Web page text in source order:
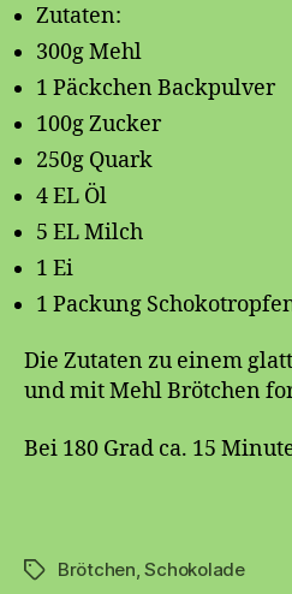
Zutaten:
300g Mehl
1 Päckchen Backpulver
100g Zucker
250g Quark
4 EL Öl
5 EL Milch
1 Ei
1 Packung
Die Zutaten zu einem
und mit Mehl Brötchen
Bei 180 Grad ca. 15
Schlagwörter
Brötchen,Schokolade